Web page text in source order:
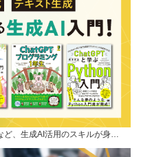
ど、生成AI活用のスキルが身…